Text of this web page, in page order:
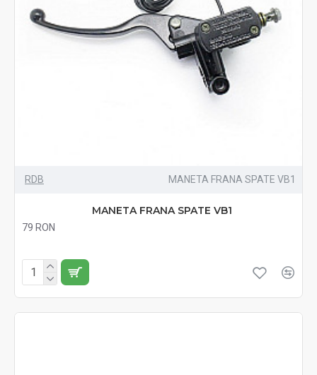
RDB MANETA FRANA SPATE VB1
MANETA FRANA SPATE VB1
79 RON